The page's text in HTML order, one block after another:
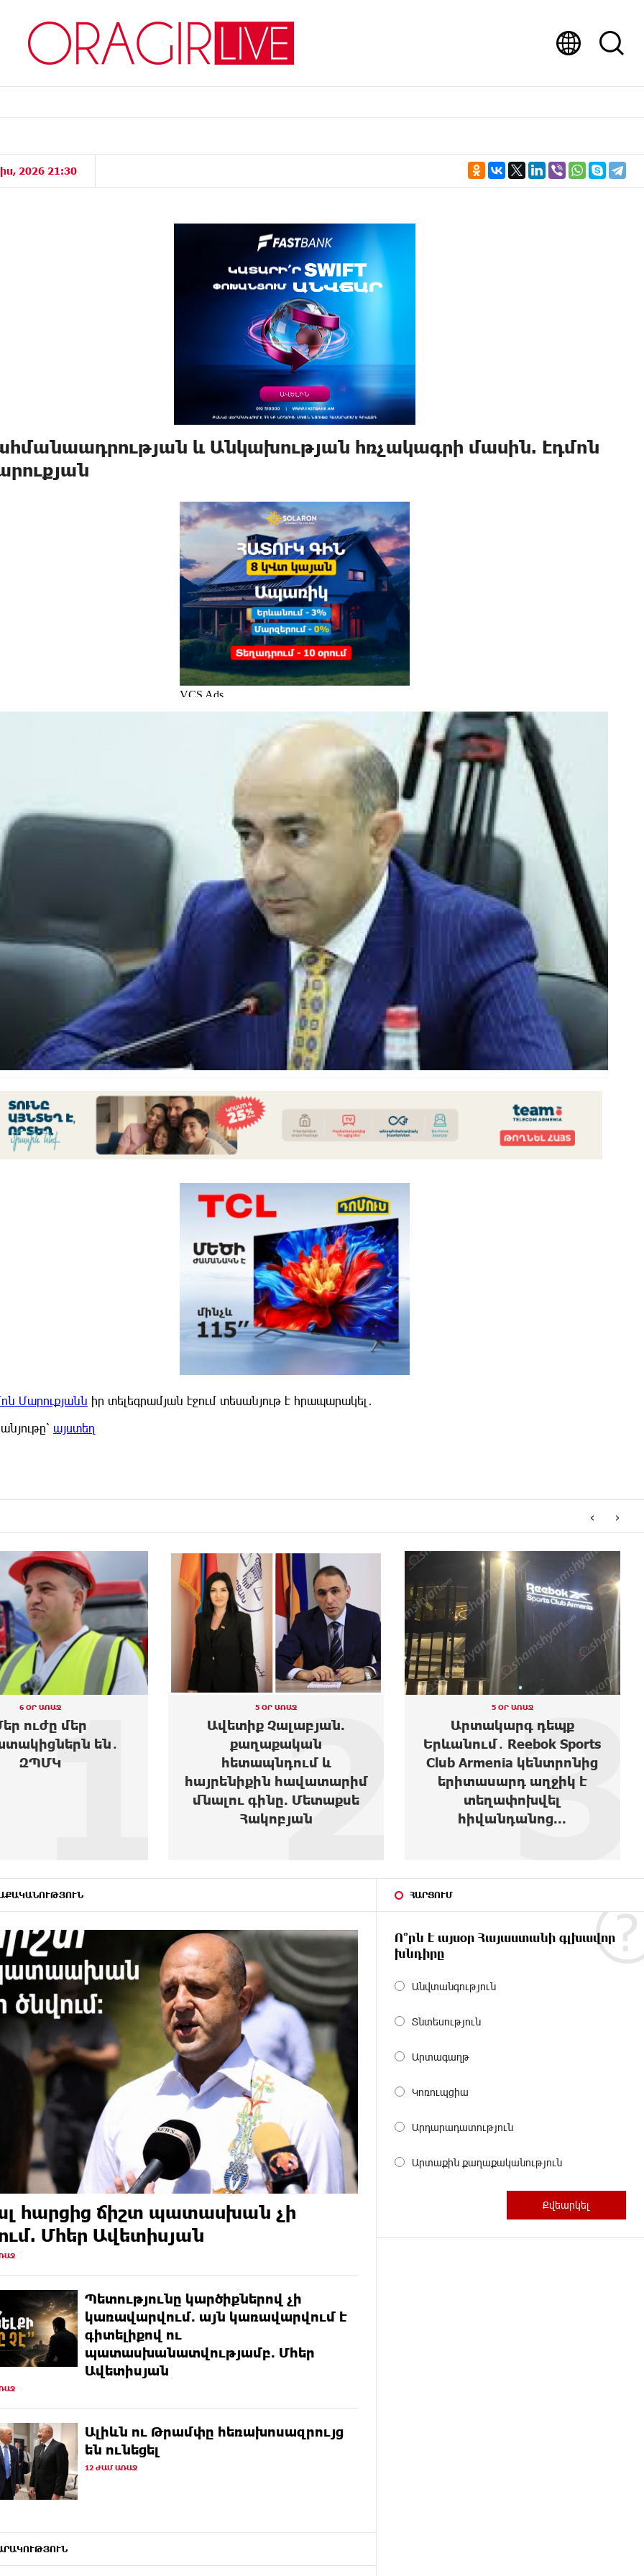
2026 21:30
և Անկախության հռչակագրի մասին. Էդմոն
Մարուքյանն իր տելեգրամյան էջում տեսանյութ է հրապարակել․
այստեղ
5 ՕՐ ԱՌԱՋ
Չալաբյան.
և
2 5 ՕՐ ԱՌԱՋ
Արտակարգ դեպք
Երևանում․ Reebok Sports
Club Armenia կենտրոնից
երիտասարդ աղջիկ է
տեղափոխվել
հիվանդանոց...3 5 ՕՐ ԱՌԱՋ
Ես բարեգործություն արել
եմ, երբ Նիկոլ Փաշինյանը
1,500 դոլարանոց բիզնես
ուներ, սեղանների տակով
վազվզո...4
‹ ›
հարցից ճիշտ պատասխան չի
Մհեր Ավետիսյան
Պետությունը կարծիքներով չի
կառավարվում. այն կառավարվում է
գիտելիքով ու
պատասխանատվությամբ. Մհեր
Ավետիսյան
Ալիևն ու Թրամփը հեռախոսազրույց
են ունեցել
12 ԺԱՄ ԱՌԱՋ
ՀԱՐՑՈՒՄ
Ո՞րն է այսօր Հայաստանի գլխավոր
խնդիրը
Անվտանգություն
Տնտեսություն
Արտագաղթ
Կոռուպցիա
Արդարադատություն
Արտաքին քաղաքականություն